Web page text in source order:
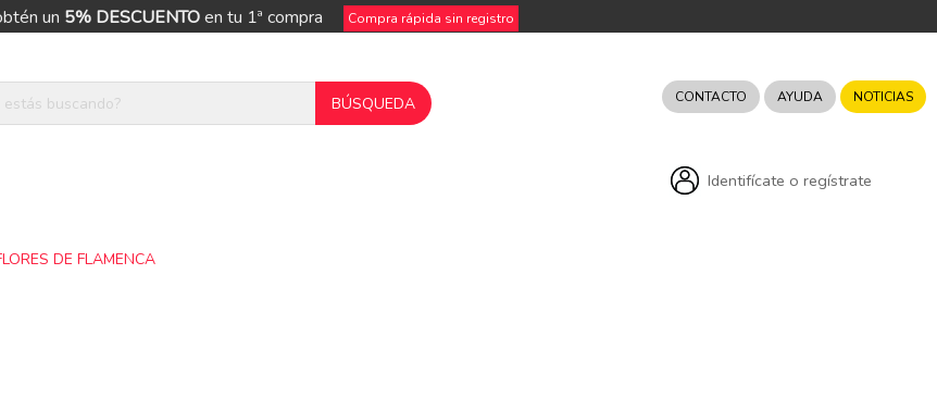
un 5% DESCUENTOen tu 1ª compra Compra rápida sin registro
CONTACTO AYUDA NOTICIAS
Identifícate o regístrate
DE FLAMENCA